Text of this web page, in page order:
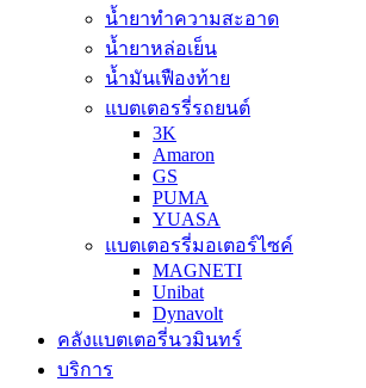
น้ำยาทำความสะอาด
น้ำยาหล่อเย็น
น้ำมันเฟืองท้าย
แบตเตอรรี่รถยนต์
3K
Amaron
GS
PUMA
YUASA
แบตเตอรรี่มอเตอร์ไซค์
MAGNETI
Unibat
Dynavolt
คลังแบตเตอรี่นวมินทร์
บริการ